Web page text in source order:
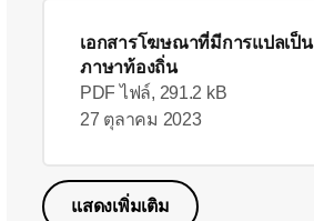
เอกสารโฆษณาที่มีการแปลเป็น
ภาษาท้องถิ่น
PDF ไฟล์, 291.2 kB
27 ตุลาคม 2023
แสดงเพิ่มเติม